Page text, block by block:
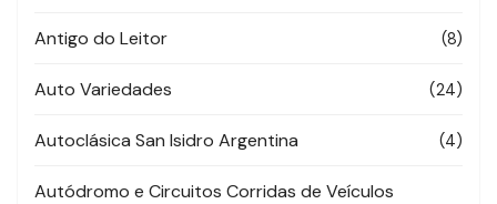
Antigo do Leitor (8)
Auto Variedades (24)
Autoclásica San Isidro Argentina (4)
Autódromo e Circuitos Corridas de Veículos